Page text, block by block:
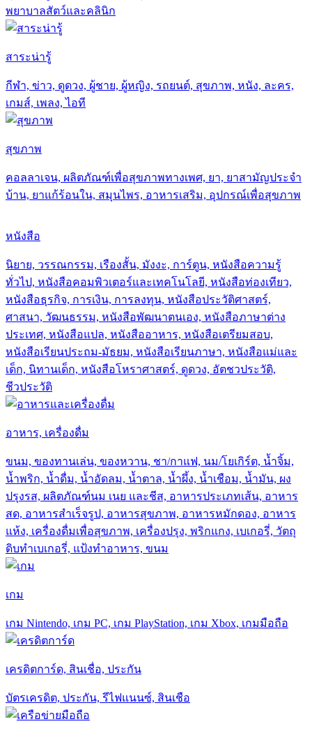
พยาบาลสัตว์และคลินิก
สาระน่ารู้
กีฬา, ข่าว, ดูดวง, ผู้ชาย, ผู้หญิง, รถยนต์, สุขภาพ, หนัง, ละคร,
เกมส์, เพลง, ไอที
สุขภาพ
คอลลาเจน, ผลิตภัณฑ์เพื่อสุขภาพทางเพศ, ยา, ยาสามัญประจำ
บ้าน, ยาแก้ร้อนใน, สมุนไพร, อาหารเสริม, อุปกรณ์เพื่อสุขภาพ
หนังสือ
นิยาย, วรรณกรรม, เรืองสั้น, มังงะ, การ์ตูน, หนังสือความรู้
ทั่วไป, หนังสือคอมพิวเตอร์และเทคโนโลยี, หนังสือท่องเทียว,
หนังสือธุรกิจ, การเงิน, การลงทุน, หนังสือประวัติศาสตร์,
ศาสนา, วัฒนธรรม, หนังสือพัฒนาตนเอง, หนังสือภาษาต่าง
ประเทศ, หนังสือแปล, หนังสืออาหาร, หนังสือเตรียมสอบ,
หนังสือเรียนประถม-มัธยม, หนังสือเรียนภาษา, หนังสือแม่และ
เด็ก, นิทานเด็ก, หนังสือโหราศาสตร์, ดูดวง, อัตชวประวัติ,
ชีวประวัติ
อาหาร, เครื่องดื่ม
ขนม, ของทานเล่น, ของหวาน, ชา/กาแฟ, นม/โยเกิร์ต, น้ำจิ้ม,
น้ำพริก, น้ำดื่ม, น้ำอัดลม, น้ำตาล, น้ำผึ้ง, น้ำเชือม, น้ำมัน, ผง
ปรุงรส, ผลิตภัณฑ์นม เนย และชีส, อาหารประเภทเส้น, อาหาร
สด, อาหารสำเร็จรูป, อาหารสุขภาพ, อาหารหมักดอง, อาหาร
แห้ง, เครื่องดื่มเพื่อสุขภาพ, เครื่องปรุง, พริกแกง, เบเกอรี่, วัตถุ
ดิบทำเบเกอรี่, แป้งทำอาหาร, ขนม
เกม
เกม Nintendo, เกม PC, เกม PlayStation, เกม Xbox, เกมมือถือ
เครดิตการ์ด, สินเชื่อ, ประกัน
บัตรเครดิต, ประกัน, รีไฟแนนซ์, สินเชือ